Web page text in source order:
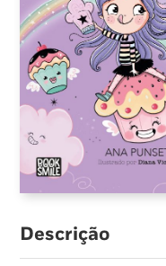
Descrição